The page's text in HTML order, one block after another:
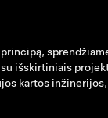
išskirtiniais
kartos